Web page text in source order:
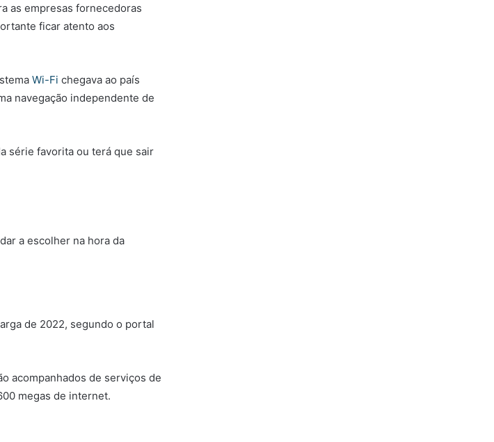
as empresas fornecedoras
ficar atento aos
Wi-Fi chegava ao país
navegação independente de
série favorita ou terá que sair
a escolher na hora da
de 2022, segundo o portal
acompanhados de serviços de
megas de internet.